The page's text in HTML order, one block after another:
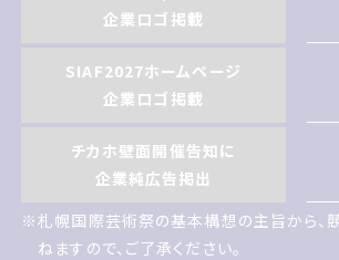
企業ロゴ掲載
SIAF2027ホームページ
企業ロゴ掲載
チカホ壁面開催告知に
企業純広告掲出
※札幌国際げいじゅつさいの基本構想の主
出来かねますので ご了承ください
札幌国際芸術祭の基本構想の主旨から、
ねますので、ご了承ください。